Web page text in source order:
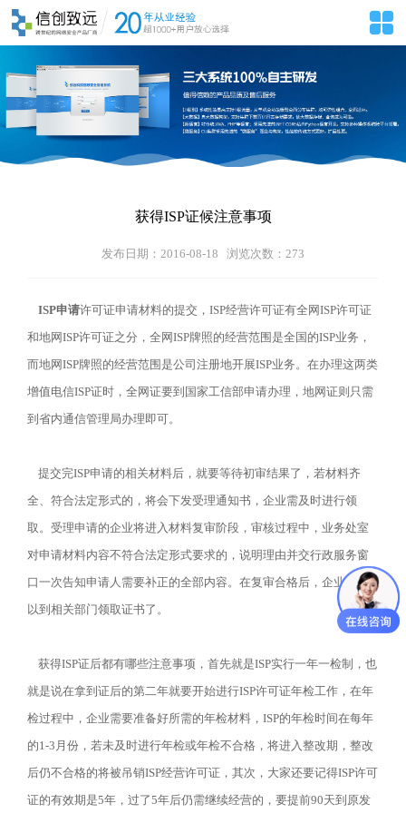
获得ISP证候注意事项
发布日期：2016-08-18 浏览次数： 273
ISP申请许可证申请材料的提交，ISP经营许可证有全网ISP许可证
和地网ISP许可证之分，全网ISP牌照的经营范围是全国的ISP业务，
而地网ISP牌照的经营范围是公司注册地开展ISP业务。在办理这两类
增值电信ISP证时，全网证要到国家工信部申请办理，地网证则只需
到省内通信管理局办理即可。
提交完ISP申请的相关材料后，就要等待初审结果了，若材料齐
全、符合法定形式的，将会下发受理通知书，企业需及时进行领
取。受理申请的企业将进入材料复审阶段，审核过程中，业务处室
对申请材料内容不符合法定形式要求的，说明理由并交行政服务窗
口一次告知申请人需要补正的全部内容。在复审合格后，企业就可
以到相关部门领取证书了。
获得ISP证后都有哪些注意事项，首先就是ISP实行一年一检制，也
就是说在拿到证后的第二年就要开始进行ISP许可证年检工作，在年
检过程中，企业需要准备好所需的年检材料，ISP的年检时间在每年
的1-3月份，若未及时进行年检或年检不合格，将进入整改期，整改
后仍不合格的将被吊销ISP经营许可证，其次，大家还要记得ISP许可
证的有效期是5年，过了5年后仍需继续经营的，要提前90天到原发